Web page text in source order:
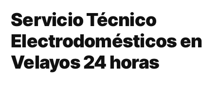
Servicio Técnico
Electrodomésticos en
Velayos 24 horas